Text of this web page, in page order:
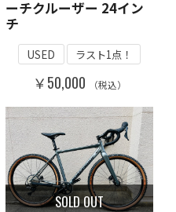
ーチクルーザー 24イン
チ
USED ラスト1点！
￥50,000 （税込）
SOLD OUT